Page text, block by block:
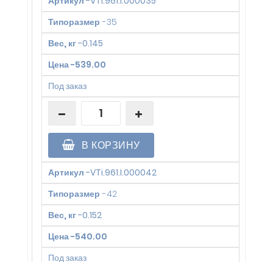
Типоразмер -35
Вес, кг-0.145
Цена-539.00
Под заказ
В КОРЗИНУ
Артикул -VTi.961.I.000042
Типоразмер -42
Вес, кг-0.152
Цена-540.00
Под заказ